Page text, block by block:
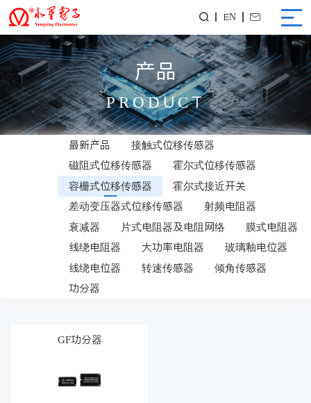
 EN 
产品
PRODUCT
最新产品
接触式位移传感器
磁阻式位移传感器
霍尔式位移传感器
容栅式位移传感器
霍尔式接近开关
差动变压器式位移传感器
射频电阻器
衰减器
片式电阻器及电阻网络
膜式电阻器
线绕电阻器
大功率电阻器
玻璃釉电位器
线绕电位器
转速传感器
倾角传感器
功分器
GF功分器